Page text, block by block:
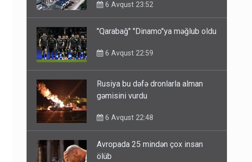
6 Avqust 23:52
"Qarabağ" "Dinamo"ya məğlub oldu
6 Avqust 22:59
Rusiya bu dəfə dronlarla alman
gəmisini vurdu
6 Avqust 22:48
Avropada 25 mindən çox insan
ölüb